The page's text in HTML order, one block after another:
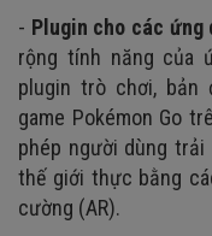
- Plugin cho các ứng
rộng tính năng của
plugin trò chơi, bản
game Pokémon Go
phép người dùng trải
thế giới thực bằng
cường (AR).